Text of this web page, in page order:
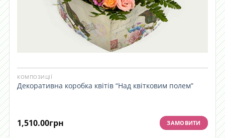
КОМПОЗИЦІЇ
Декоративна коробка квітів “Над квітковим полем”
1,510.00грн ЗАМОВИТИ